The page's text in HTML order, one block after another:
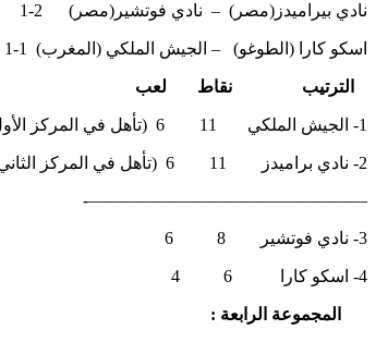
نادي بيراميدز(مصر) – نادي فوتشير(مصر) 2-1
اسكو كارا (الطوغو) – الجيش الملكي (المغرب) 1-1
الترتيب نقاط لعب
1- الجيش الملكي 11 6 (تأهل في المركز الأول)
2- نادي براميدز 11 6 (تأهل في المركز الثاني)
————————————————-
3- نادي فوتشير 8 6
4- اسكو كارا 6 4
المجموعة الرابعة :